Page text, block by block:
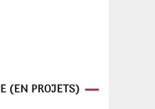
(EN PROJETS)